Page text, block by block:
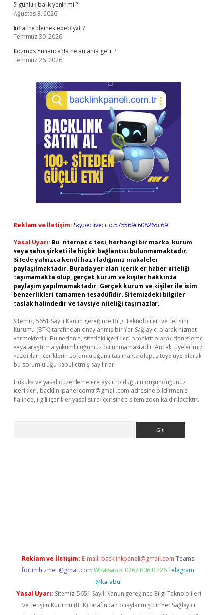
5 günlük balık yenir mi ?
Ağustos 3, 2026
Infial ne demek edebiyat ?
Temmuz 30, 2026
Kozmos Yunanca’da ne anlama gelir ?
Temmuz 26, 2026
Reklam ve İletişim: Skype: live:.cid.575569c608265c69
Yasal Uyarı: Bu internet sitesi, herhangi bir marka, kurum
veya şahıs şirketi ile hiçbir bağlantısı bulunmamaktadır.
Sitede yalnızca kendi hazırladığımız makaleler
paylaşılmaktadır. Burada yer alan içerikler haber niteliği
taşımamakta olup, gerçek kurum ve kişiler hakkında
paylaşım yapılmamaktadır. Gerçek kurum ve kişiler ile isim
benzerlikleri tamamen tesadüfidir. Sitemizdeki bilgiler
taslak halindedir ve tavsiye niteliği taşımazlar.
Sitemiz, 5651 Sayılı Kanun gereğince Bilgi Teknolojileri ve İletişim
Kurumu (BTK) tarafından onaylanmış bir Yer Sağlayıcı olarak hizmet
vermektedir. Bu nedenle, sitedeki içerikleri proaktif olarak denetleme
veya araştırma yükümlülüğümüz bulunmamaktadır. Ancak, üyelerimiz
yazdıkları içeriklerin sorumluluğunu taşımakta olup, siteye üye olarak
bu sorumluluğu kabul etmiş sayılırlar.
Hukuka ve yasal düzenlemelere aykırı olduğunu düşündüğünüz
içerikleri, backlinkpanelicomtr@gmail.com adresine bildirmeniz
halinde, ilgili içerikler yasal süre içerisinde sitemizden kaldırılacaktır.
Reklam ve İletişim: E-mail: backlinkpaneli@gmail.com Teams:
forumhizmeti@gmail.com Whatsapp: 0262 606 0 726 Telegram:
@karabul
Yasal Uyarı: Sitemiz, 5651 Sayılı Kanun gereğince Bilgi Teknolojileri
ve İletişim Kurumu (BTK) tarafından onaylanmış bir Yer Sağlayıcı